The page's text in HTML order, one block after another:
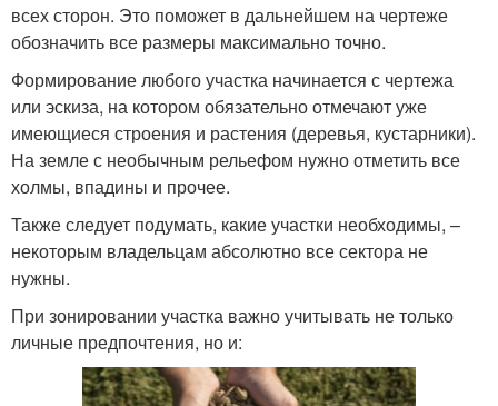
всех сторон. Это поможет в дальнейшем на чертеже
обозначить все размеры максимально точно.
Формирование любого участка начинается с чертежа
или эскиза, на котором обязательно отмечают уже
имеющиеся строения и растения (деревья, кустарники).
На земле с необычным рельефом нужно отметить все
холмы, впадины и прочее.
Также следует подумать, какие участки необходимы, –
некоторым владельцам абсолютно все сектора не
нужны.
При зонировании участка важно учитывать не только
личные предпочтения, но и: